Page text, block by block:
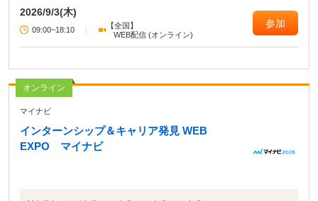
回答でAmazonギフト500円分プレゼント・チャットで企業に質問できる 自宅か
ら！移動中に！バイトや授業のスキマ時間に参加するだけで、周りと差がつく
就活イベントです！
2026/9/3(木)
09:00~18:10 |
【全国】
WEB配信 (オンライン)
参加
オンライン
マイナビ
インターンシップ＆キャリア発見 WEB
EXPO マイナビ